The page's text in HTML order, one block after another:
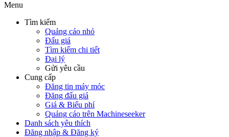
Menu
Tìm kiếm
Quảng cáo nhỏ
Đấu giá
Tìm kiếm chi tiết
Đại lý
Gửi yêu cầu
Cung cấp
Đăng tin máy móc
Đăng đấu giá
Giá & Biểu phí
Quảng cáo trên Machineseeker
Danh sách yêu thích
Đăng nhập & Đăng ký